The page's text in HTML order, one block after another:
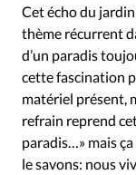
Monde
Tour du monde
Cet écho du
thème récurrent
d’un paradis
cette fascination
matériel présent,
refrain reprend
paradis…» mais
le savons: nous